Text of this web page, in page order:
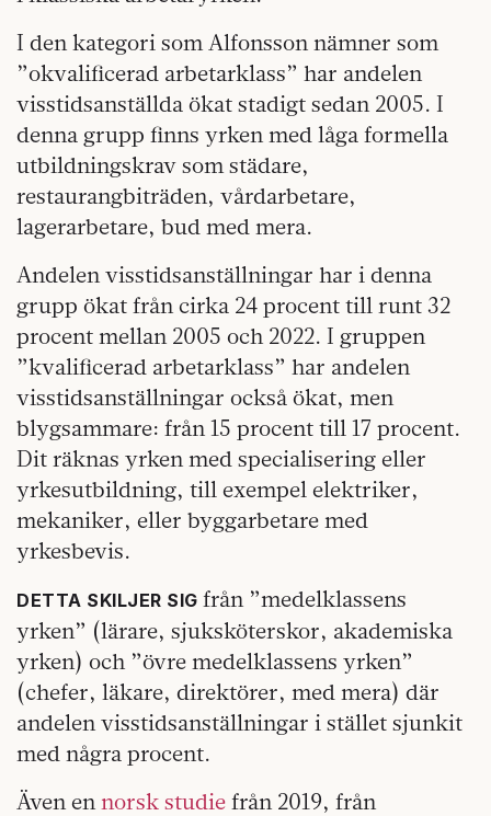
I den kategori som Alfonsson nämner som
”okvalificerad arbetarklass” har andelen
visstidsanställda ökat stadigt sedan 2005. I
denna grupp finns yrken med låga formella
utbildningskrav som städare,
restaurangbiträden, vårdarbetare,
lagerarbetare, bud med mera.
Andelen visstidsanställningar har i denna
grupp ökat från cirka 24 procent till runt 32
procent mellan 2005 och 2022. I gruppen
”kvalificerad arbetarklass” har andelen
visstidsanställningar också ökat, men
blygsammare: från 15 procent till 17 procent.
Dit räknas yrken med specialisering eller
yrkesutbildning, till exempel elektriker,
mekaniker, eller byggarbetare med
yrkesbevis.
DETTA SKILJER SIG från ”medelklassens
yrken” (lärare, sjuksköterskor, akademiska
yrken) och ”övre medelklassens yrken”
(chefer, läkare, direktörer, med mera) där
andelen visstidsanställningar i stället sjunkit
med några procent.
Även en norsk studie från 2019, från